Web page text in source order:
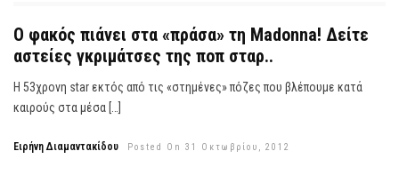
Ο φακός πιάνει στα «πράσα» τη Madonna! Δείτε
αστείες γκριμάτσες της ποπ σταρ..
Η 53χρονη star εκτός από τις «στημένες» πόζες που βλέπουμε κατά
καιρούς στα μέσα […]
Ειρήνη Διαμαντακίδου Posted On 31 Οκτωβρίου, 2012